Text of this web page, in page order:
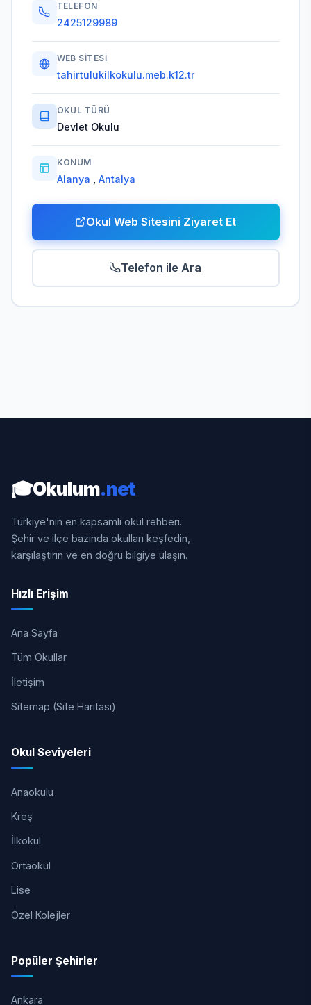
TELEFON
2425129989
WEB SITESI
tahirtulukilkokulu.meb.k12.tr
OKUL TÜRÜ
Devlet Okulu
KONUM
Alanya Antalya
Okul Web Sitesini Ziyaret Et
Telefon ile Ara
🎓Okulum.net
Türkiye'nin en kapsamlı okul rehberi.
Şehir ve ilçe bazında okulları keşfedin,
karşılaştırın ve en doğru bilgiye ulaşın.
Hızlı Erişim
Ana Sayfa
Tüm Okullar
İletişim
Sitemap (Site Haritası)
Okul Seviyeleri
Anaokulu
Kreş
İlkokul
Ortaokul
Lise
Özel Kolejler
Popüler Şehirler
Ankara